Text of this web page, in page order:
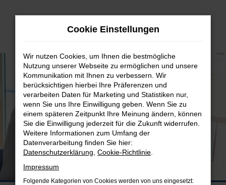
Zum
Versicherung
Cookie Einstellungen
Wir nutzen Cookies, um Ihnen die bestmögliche
Nutzung unserer Webseite zu ermöglichen und unsere
Kommunikation mit Ihnen zu verbessern. Wir
berücksichtigen hierbei Ihre Präferenzen und
verarbeiten Daten für Marketing und Statistiken nur,
wenn Sie uns Ihre Einwilligung geben. Wenn Sie zu
einem späteren Zeitpunkt Ihre Meinung ändern, können
Sie die Einwilligung jederzeit für die Zukunft widerrufen.
Weitere Informationen zum Umfang der
Datenverarbeitung finden Sie hier:
Datenschutzerklärung Cookie-Richtlinie
Impressum
Folgende Kategorien von Cookies werden von uns eingesetzt: